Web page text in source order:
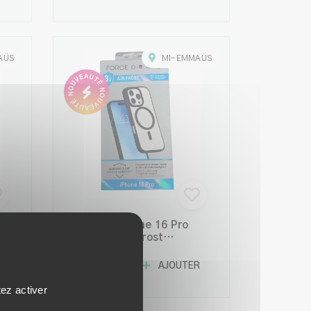
MI-EMMAÜS
Coque IPhone 16 Pro
FORCE Air Frost
AJOUTER
activer